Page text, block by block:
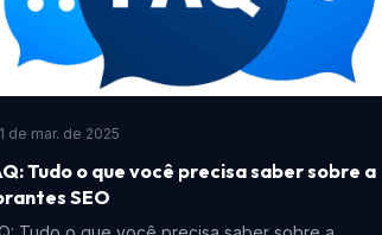
de mar. de 2025
Tudo o que você precisa saber sobre a
SEO